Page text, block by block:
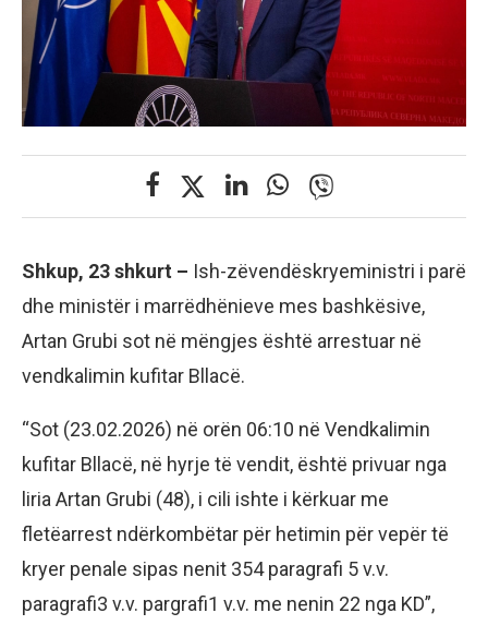
Shkup, 23 shkurt – Ish-zëvendëskryeministri i parë
dhe ministër i marrëdhënieve mes bashkësive,
Artan Grubi sot në mëngjes është arrestuar në
vendkalimin kufitar Bllacë.
“Sot (23.02.2026) në orën 06:10 në Vendkalimin
kufitar Bllacë, në hyrje të vendit, është privuar nga
liria Artan Grubi (48), i cili ishte i kërkuar me
fletëarrest ndërkombëtar për hetimin për vepër të
kryer penale sipas nenit 354 paragrafi 5 v.v.
paragrafi3 v.v. pargrafi1 v.v. me nenin 22 nga KD”,